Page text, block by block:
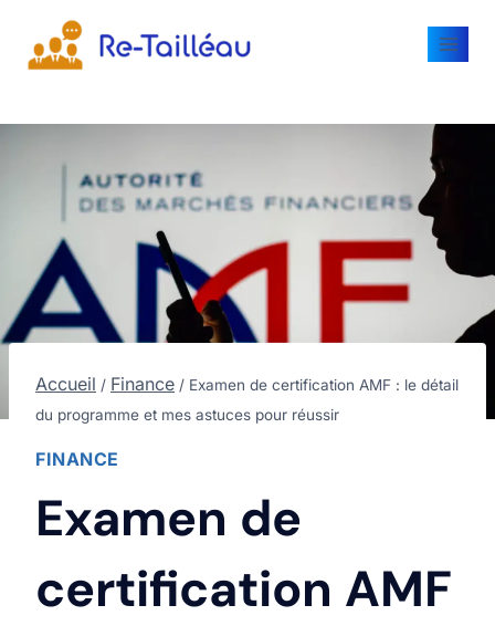
Accueil / Finance / Examen de certification AMF : le détail
du programme et mes astuces pour réussir
FINANCE
Examen de
certification AMF